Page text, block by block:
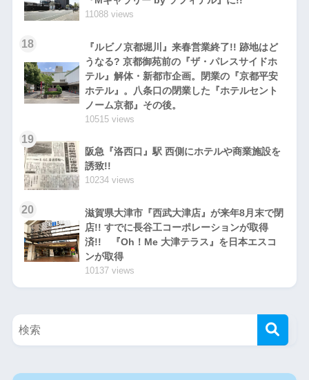
11088 views
18
『ルビノ京都堀川』来春営業終了!! 跡地はど
うなる? 京都御苑前の『ザ・パレスサイドホ
テル』解体・新都市企画。閉業の『京都平安
ホテル』。八条口の閉業した『ホテルセント
ノーム京都』その後。
10515 views
19
阪急『洛西口』駅 西側にホテルや商業施設を
誘致!!
10234 views
20
滋賀県大津市『西武大津店』が来年8月末で閉
店!! すでに長谷工コーポレーションが取得
済!! 『Oh！Me 大津テラス』を日本エスコ
ンが取得
10137 views